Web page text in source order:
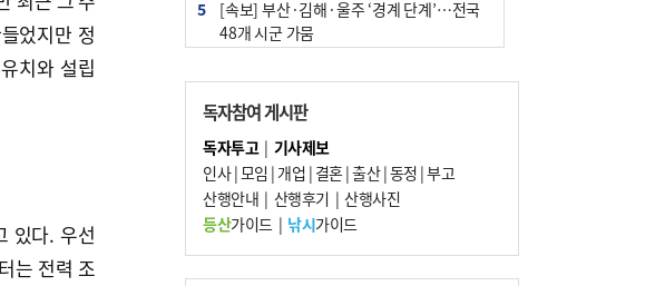
었지만 정
치와 설립
있다. 우선
는 전력 조
5
[속보] 부산·김해·울주 ‘경계 단계’…전국
48개 시군 가뭄
심지로
7
부산·울산·경남 폭염 속 소나기·비…무더
위는 지속
8
김해시의회, 11일 544억 원 규모 민생지원
금 조례안 처리 주목
독자참여 게시판
독자투고| 기사제보
인사|모임 | 개업 | 결혼|출산|동정 |부고
산행안내 | 산행후기 | 산행사진
등산가이드| 낚시가이드